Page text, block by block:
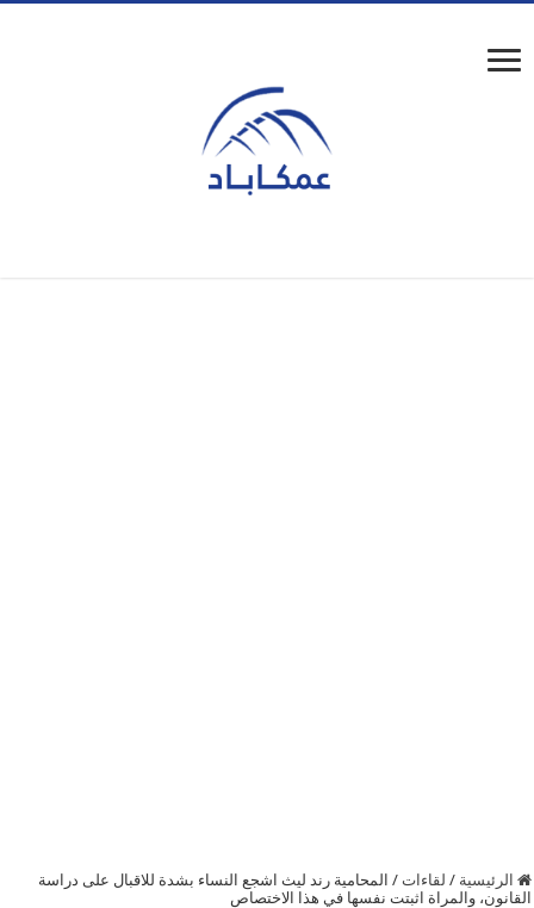
الرئيسية / لقاءات / المحامية رند ليث اشجع النساء بشدة للاقبال على دراسة
القانون، والمراة اثبتت نفسها في هذا الاختصاص